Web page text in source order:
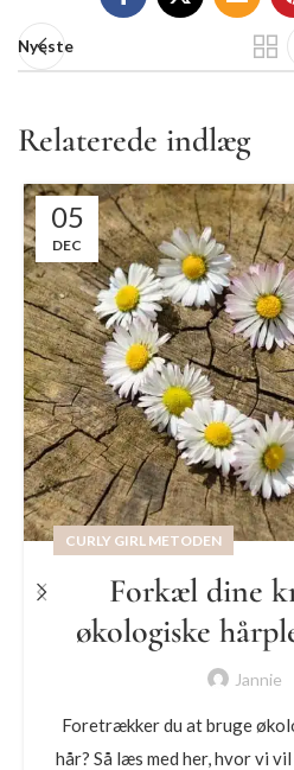
Nyeste
Relaterede indlæg
05
DEC
CURLY GIRL METODEN
Forkæl dine
økologiske
Jannie
Foretrækker du at bruge
hår? Så læs med her, hvor vi